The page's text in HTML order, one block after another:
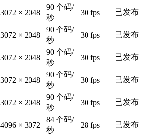
3072 × 2048
90 个码/
秒
30 fps 已发布
3072 × 2048
90 个码/
秒
30 fps 已发布
3072 × 2048
90 个码/
秒
30 fps 已发布
3072 × 2048
90 个码/
秒
30 fps 已发布
3072 × 2048
90 个码/
秒
30 fps 已发布
4096 × 3072
84 个码/
秒
28 fps 已发布